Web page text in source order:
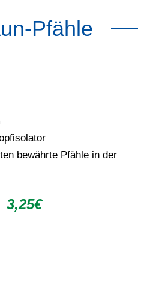
Pfähle
bewährte Pfähle in der
3,25€